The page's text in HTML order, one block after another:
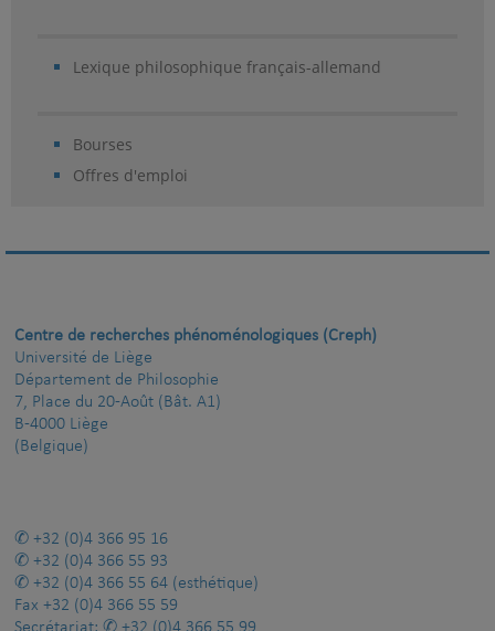
Lexique philosophique français-allemand
Bourses
Offres d'emploi
Centre de recherches phénoménologiques (Creph)
Université de Liège
Département de Philosophie
7, Place du 20-Août (Bât. A1)
B-4000 Liège
(Belgique)
+32 (0)4 366 95 16
+32 (0)4 366 55 93
+32 (0)4 366 55 64 (esthétique)
Fax +32 (0)4 366 55 59